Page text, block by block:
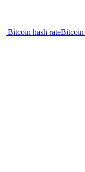
Bitcoin hash rateBitcoin